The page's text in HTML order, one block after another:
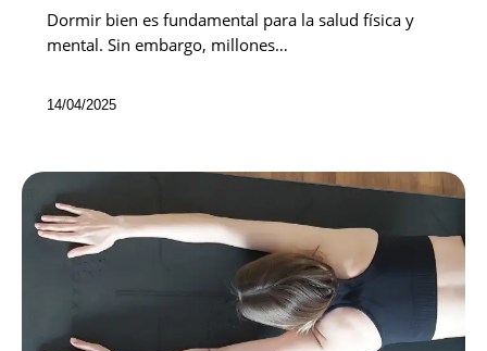
Dormir bien es fundamental para la salud física y
mental. Sin embargo, millones…
14/04/2025